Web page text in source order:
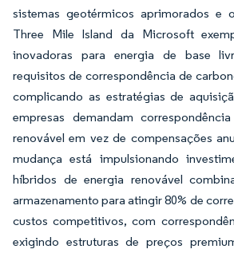
sistemas geotérmicos aprimorados e
Three Mile Island da Microsoft
inovadoras para energia de base
requisitos de correspondência de
complicando as estratégias de
empresas demandam
renovável em vez de compensações
mudança está impulsionando
híbridos de energia renovável
armazenamento para atingir 80% de
custos competitivos, com
exigindo estruturas de preços